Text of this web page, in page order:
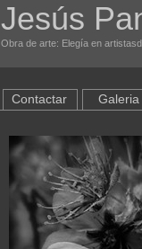
Jesús
Obra de arte: Elegía en
Contactar Galeria